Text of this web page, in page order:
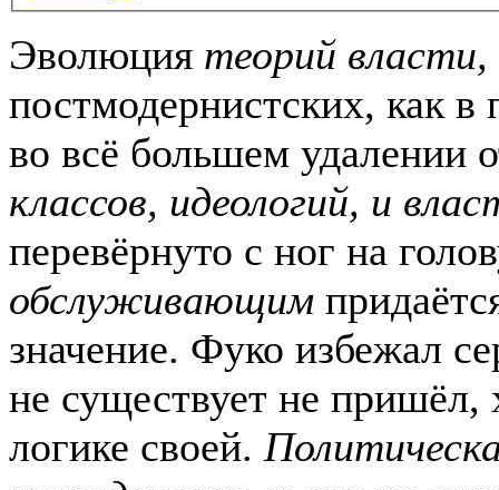
Эволюция теорий власти,
постмодернистских, как
во всё большем удалении
классов, идеологий, и
перевёрнуто с ног на
обслуживающим
значение. Фуко избежал
не существует не пришёл,
логике своей.